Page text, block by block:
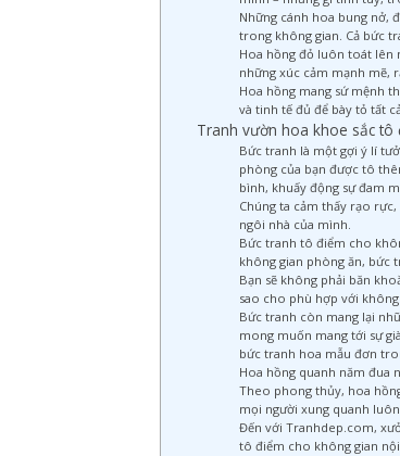
Những cánh hoa bung nở,
trong không gian. Cả bức
Hoa hồng đỏ luôn toát lên
những xúc cảm mạnh mẽ,
Hoa hồng mang sứ mệnh
và tinh tế đủ để bày tỏ tất
Tranh vườn hoa khoe sắc
Bức tranh là một gợi ý lí
phòng của bạn được tô
bình, khuấy động sự đam
Chúng ta cảm thấy rạo
ngôi nhà của mình.
Bức tranh tô điểm cho
không gian phòng ăn, bức
Bạn sẽ không phải băn
sao cho phù hợp với
Bức tranh còn mang lại
mong muốn mang tới sự
bức tranh hoa mẫu đơn
Hoa hồng quanh năm đua
Theo phong thủy, hoa
mọi người xung quanh
Đến với Tranhdep.com,
tô điểm cho không gian